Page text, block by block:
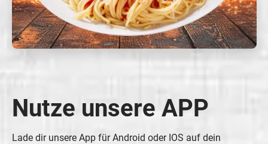
Nutze unsere APP
Lade dir unsere App für Android oder IOS auf dein